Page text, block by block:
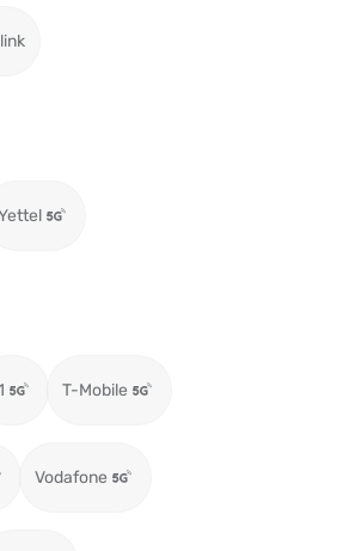
T-Mobile
Vodafone